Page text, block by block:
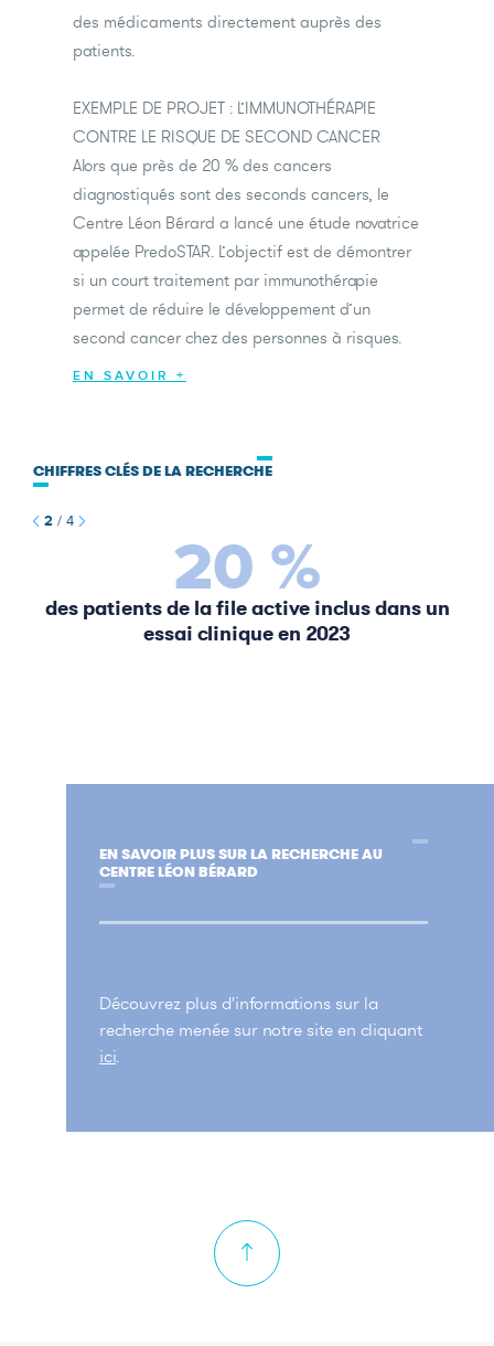
des médicaments directement auprès des
patients.
EXEMPLE DE PROJET : L’IMMUNOTHÉRAPIE
CONTRE LE RISQUE DE SECOND CANCER
Alors que près de 20 % des cancers
diagnostiqués sont des seconds cancers, le
Centre Léon Bérard a lancé une étude novatrice
appelée PredoSTAR. L’objectif est de démontrer
si un court traitement par immunothérapie
permet de réduire le développement d’un
second cancer chez des personnes à risques.
EN SAVOIR +
CHIFFRES CLÉS DE LA RECHERCHE
2 / 4
20 %
des patients de la file active inclus dans un
essai clinique en 2023
EN SAVOIR PLUS SUR LA RECHERCHE AU
CENTRE LÉON BÉRARD
Découvrez plus d'informations sur la
recherche menée sur notre site en cliquant
ici.